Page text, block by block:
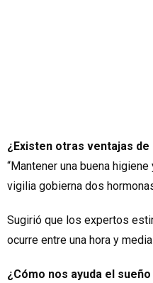
¿Existen otras ventajas
“Mantener una buena
vigilia gobierna dos
Sugirió que los expertos
ocurre entre una hora y
¿Cómo nos ayuda el